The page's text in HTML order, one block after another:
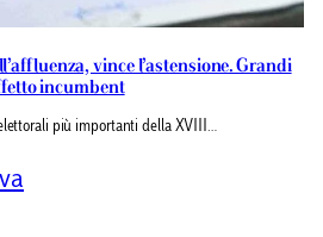
vince l’astensione. Grandi
incumbent
più importanti della XVIII…